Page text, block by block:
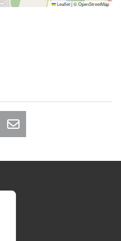
Leaflet|©OpenStreetMap